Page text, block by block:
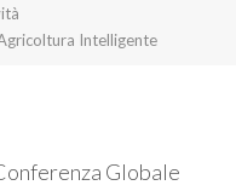
Intelligente
Globale